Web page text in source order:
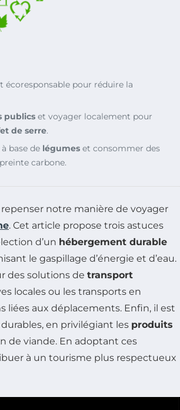
écoresponsable pour réduire la
publics et voyager localement pour
de serre.
base de légumes et consommer des
carbone.
notre manière de voyager
. Cet article propose trois astuces
d’un hébergement durable
le gaspillage d’énergie et d’eau.
des solutions de transport
locales ou les transports en
liées aux déplacements. Enfin, il est
en privilégiant les produits
de viande. En adoptant ces
à un tourisme plus respectueux